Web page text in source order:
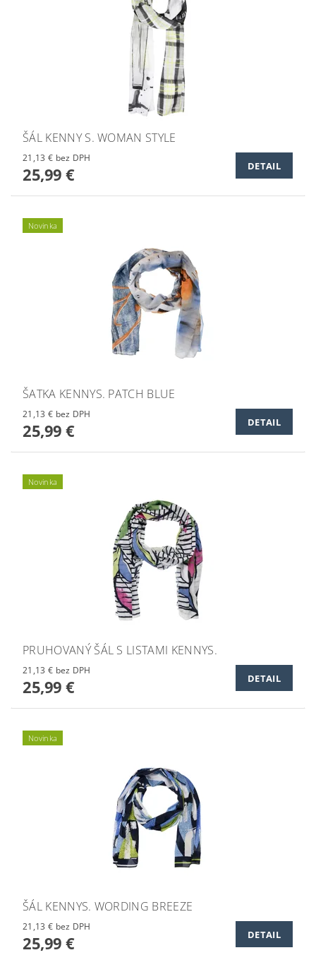
ŠÁL KENNY S. WOMAN STYLE
21,13 € bez DPH
25,99 € DETAIL
Novinka
ŠATKA KENNYS. PATCH BLUE
21,13 € bez DPH
25,99 € DETAIL
Novinka
PRUHOVANÝ ŠÁL S LISTAMI KENNYS.
21,13 € bez DPH
25,99 € DETAIL
Novinka
ŠÁL KENNYS. WORDING BREEZE
21,13 € bez DPH
25,99 € DETAIL